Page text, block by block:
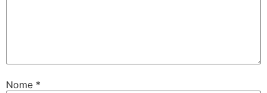
Nome *